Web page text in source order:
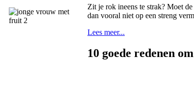
Zit je rok ineens te strak? Moet
dan vooral niet op een streng
Lees meer...
10 goede redenen